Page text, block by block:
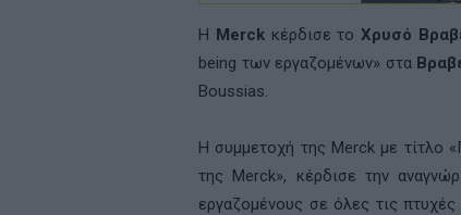
Η Merckκέρδισε το Χρυσό
being των εργαζομένων» στα
Boussias.
Η συμμετοχή της Merck με τίτλο
της Merck», κέρδισε την
εργαζομένους σε όλες τις